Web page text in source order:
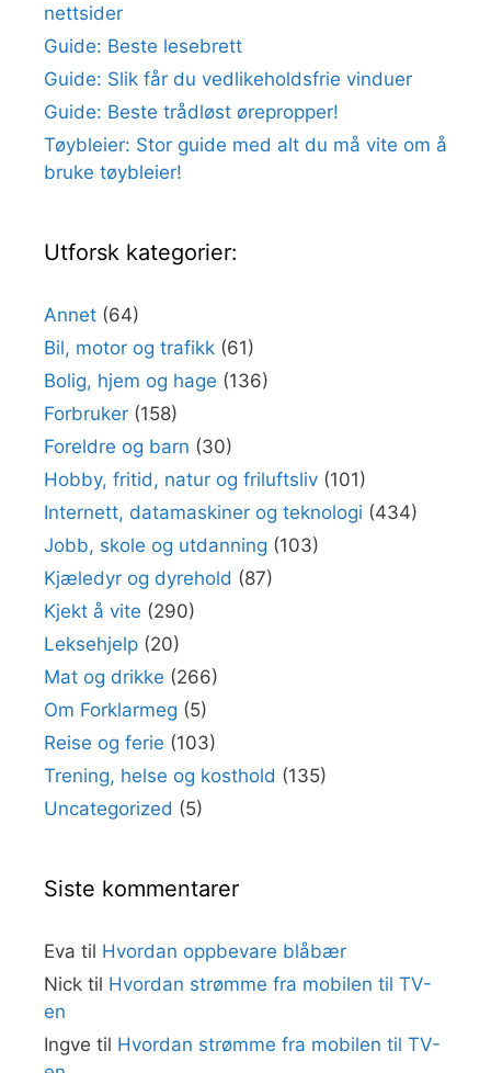
nettsider
Guide: Beste lesebrett
Guide: Slik får du vedlikeholdsfrie vinduer
Guide: Beste trådløst ørepropper!
Tøybleier: Stor guide med alt du må vite om å
bruke tøybleier!
Utforsk kategorier:
Annet (64)
Bil, motor og trafikk (61)
Bolig, hjem og hage (136)
Forbruker (158)
Foreldre og barn (30)
Hobby, fritid, natur og friluftsliv (101)
Internett, datamaskiner og teknologi (434)
Jobb, skole og utdanning (103)
Kjæledyr og dyrehold (87)
Kjekt å vite (290)
Leksehjelp (20)
Mat og drikke (266)
Om Forklarmeg (5)
Reise og ferie (103)
Trening, helse og kosthold (135)
Uncategorized (5)
Siste kommentarer
Eva til Hvordan oppbevare blåbær
Nick til Hvordan strømme fra mobilen til TV-
en
Ingve til Hvordan strømme fra mobilen til TV-